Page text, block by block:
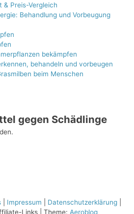
& Preis-Vergleich
Behandlung und Vorbeugung
bekämpfen
behandeln und vorbeugen
beim Menschen
gegen Schädlinge
Impressum Datenschutzerklärung|
Links | Theme: Aeroblog